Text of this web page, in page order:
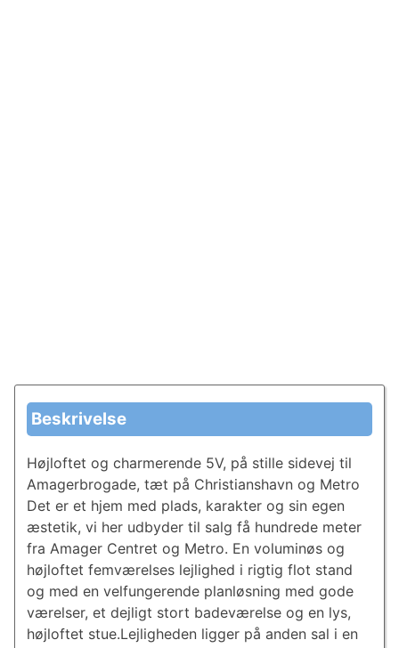
Beskrivelse
Højloftet og charmerende 5V, på stille sidevej til
Amagerbrogade, tæt på Christianshavn og Metro
Det er et hjem med plads, karakter og sin egen
æstetik, vi her udbyder til salg få hundrede meter
fra Amager Centret og Metro. En voluminøs og
højloftet femværelses lejlighed i rigtig flot stand
og med en velfungerende planløsning med gode
værelser, et dejligt stort badeværelse og en lys,
højloftet stue.Lejligheden ligger på anden sal i en